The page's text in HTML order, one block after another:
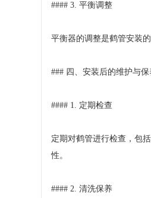
#### 3. 平衡调整
平衡器的调整是鹤管安装
### 四、安装后的维护与保
#### 1. 定期检查
定期对鹤管进行检查，包
性。
#### 2. 清洗保养